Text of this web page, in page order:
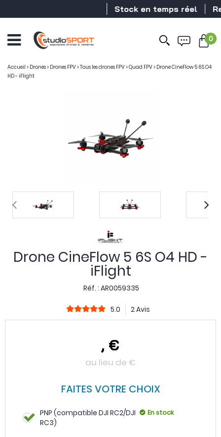
Stock en temps réel
0
Accueil > Drones> Drones FPV>Tous les drones FPV>Quad FPV> Drone CineFlow 5 6S O4
HD - iFlight
Drone CineFlow 5 6S O4 HD -
iFlight
Réf. : AR0059335
5.0 2 Avis
, €
au lieu de €
FAITES VOTRE CHOIX
PNP (compatible DJI RC2/DJI
RC3)
En stock